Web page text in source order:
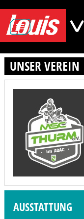
UNSER VEREIN
AUSSTATTUNG